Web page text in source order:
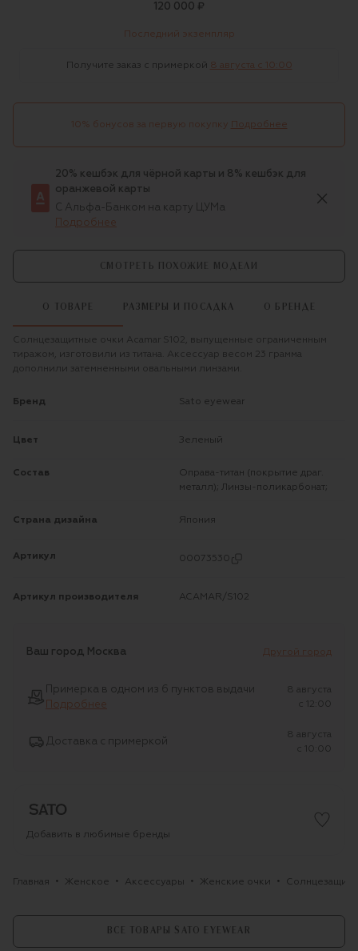
120 000 ₽
Последний экземпляр
Получите заказ с примеркой 8 августа c 10:00
10% бонусов за первую покупку Подробнее
20% кешбэк для чёрной карты и 8% кешбэк для
оранжевой карты
С Альфа-Банком на карту ЦУМа
Подробнее
СМОТРЕТЬ ПОХОЖИЕ МОДЕЛИ
О ТОВАРЕ РАЗМЕРЫ И ПОСАДКА О БРЕНДЕ
Солнцезащитные очки Acamar S102, выпущенные ограниченным
тиражом, изготовили из титана. Аксессуар весом 23 грамма
дополнили затемненными овальными линзами.
Бренд sato eyewear
Цвет Зеленый
Состав
Оправа-титан (покрытие драг.
металл); Линзы-поликарбонат;
Страна дизайна Япония
Артикул 00073530
Артикул производителя ACAMAR/S102
Ваш город Москва Другой город
Примерка в одном из 6 пунктов выдачи
Подробнее
8 августа
c 12:00
Доставка с примеркой
8 августа
c 10:00
Добавить в любимые бренды
Главная Женское Аксессуары Женские очки
ВСЕ ТОВАРЫ SATO EYEWEAR